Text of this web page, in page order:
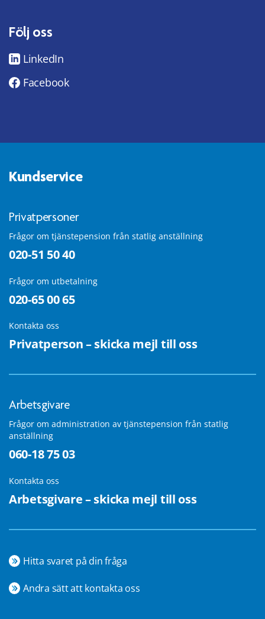
Följ oss
LinkedIn
Facebook
Kundservice
Privatpersoner
Frågor om tjänstepension från statlig anställning
020-51 50 40
Frågor om utbetalning
020-65 00 65
Kontakta oss
Privatperson – skicka mejl till oss
Arbetsgivare
Frågor om administration av tjänstepension från statlig
anställning
060-18 75 03
Kontakta oss
Arbetsgivare – skicka mejl till oss
Hitta svaret på din fråga
Andra sätt att kontakta oss